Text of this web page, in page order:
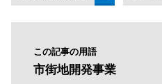
この記事の用語
市街地開発事業